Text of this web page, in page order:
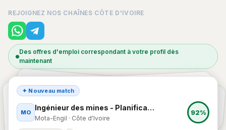
REJOIGNEZ NOS CHAÎNES CÔTE D'IVOIRE
Des offres d'emploi correspondant à votre profil dès
maintenant
VI Responsable juridique
Vivo Energy · Abidjan, district autonome d'Abidjan 79%
Surintendant - Mines (h/f) (FR)
Mota-Engil · Côte d'Ivoire
À temps plein Côte d'Ivoire
✦ Nouveau match
MO
Ingénieur des mines - Planifica…
Mota-Engil · Côte d'Ivoire
92%